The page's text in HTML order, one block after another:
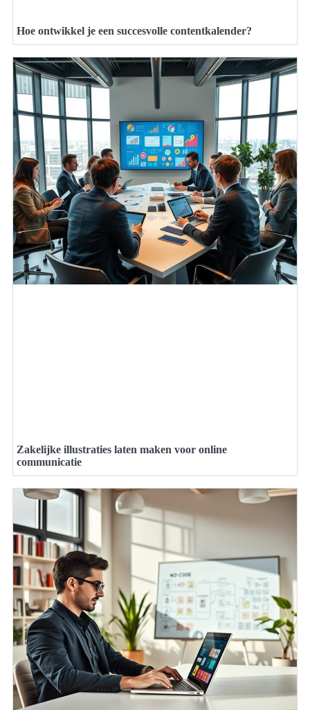
Hoe ontwikkel je een succesvolle contentkalender?
Zakelijke illustraties laten maken voor online
communicatie